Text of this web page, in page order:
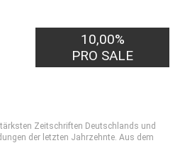
10,00%
PRO SALE
Zeitschriften Deutschlands und
der letzten Jahrzehnte. Aus dem